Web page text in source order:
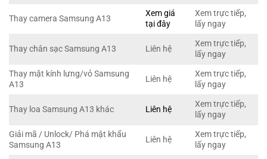
Thay camera Samsung A13
Xem giá
tại đây
Xem trực tiếp,
lấy ngay
Thay chân sạc Samsung A13 Liên hệ
Xem trực tiếp,
lấy ngay
Thay mặt kính lưng/vỏ Samsung
A13
Liên hệ
Xem trực tiếp,
lấy ngay
Thay loa Samsung A13 khác Liên hệ
Xem trực tiếp,
lấy ngay
Giải mã / Unlock/ Phá mật khẩu
Samsung A13
Liên hệ
Xem trực tiếp,
lấy ngay